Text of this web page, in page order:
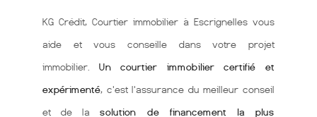
KG Crédit, Courtier immobilier à Escrignelles vous
aide et vous conseille dans votre projet
immobilier. Un courtier immobilier certifié et
expérimenté, c'est l'assurance du meilleur conseil
et de lasolution de financement la plus